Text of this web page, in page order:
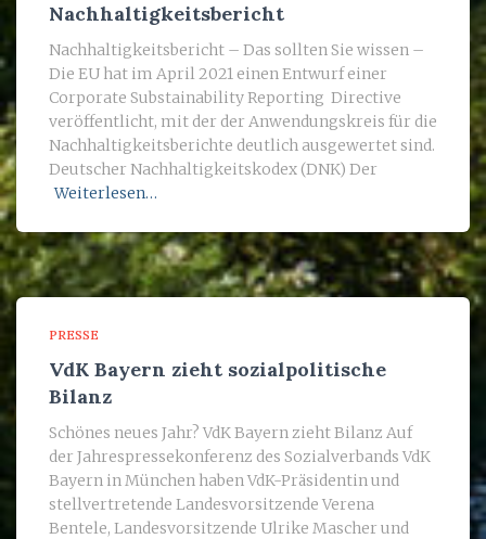
Nachhaltigkeitsbericht
Nachhaltigkeitsbericht – Das sollten Sie wissen –
Die EU hat im April 2021 einen Entwurf einer
Corporate Substainability Reporting Directive
veröffentlicht, mit der der Anwendungskreis für die
Nachhaltigkeitsberichte deutlich ausgewertet sind.
Deutscher Nachhaltigkeitskodex (DNK) Der
Weiterlesen…
PRESSE
VdK Bayern zieht sozialpolitische
Bilanz
Schönes neues Jahr? VdK Bayern zieht Bilanz Auf
der Jahrespressekonferenz des Sozialverbands VdK
Bayern in München haben VdK-Präsidentin und
stellvertretende Landesvorsitzende Verena
Bentele, Landesvorsitzende Ulrike Mascher und